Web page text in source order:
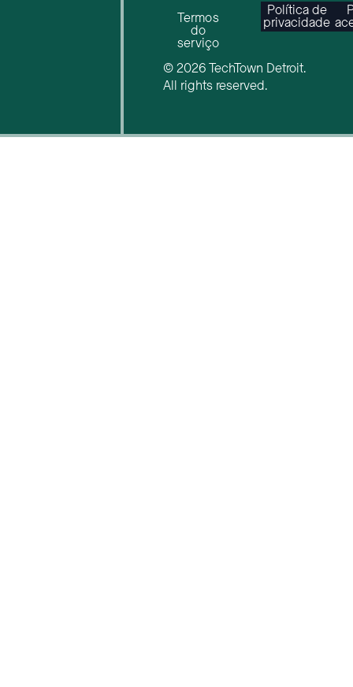
Termos
do
serviço
Política de
privacidade
© 2026 TechTown Detroit.
All rights reserved.